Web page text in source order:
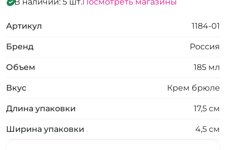
Артикул 1184-01
Бренд Россия
Объем 185 мл
Вкус Крем брюле
Длина упаковки 17,5 см
Ширина упаковки 4,5 см